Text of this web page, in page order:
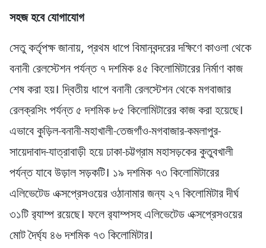
সহজ হবে যোগাযোগ
সেতু কর্তৃপক্ষ জানায়, প্রথম ধাপে বিমানবন্দরের দক্ষিণে কাওলা থেকে
বনানী রেলস্টেশন পর্যন্ত ৭ দশমিক ৪৫ কিলোমিটারের নির্মাণ কাজ
শেষ করা হয়। দ্বিতীয় ধাপে বনানী রেলস্টেশন থেকে মগবাজার
রেলক্রসিং পর্যন্ত ৫ দশমিক ৮৫ কিলোমিটারের কাজ করা হয়েছে।
এভাবে কুড়িল-বনানী-মহাখালী-তেজগাঁও-মগবাজার-কমলাপুর-
সায়েদাবাদ-যাত্রাবাড়ী হয়ে ঢাকা-চট্টগ্রাম মহাসড়কের কুতুবখালী
পর্যন্ত যাবে উড়াল সড়কটি। ১৯ দশমিক ৭৩ কিলোমিটারের
এলিভেটেড এক্সপ্রেসওয়ের ওঠানামার জন্য ২৭ কিলোমিটার দীর্ঘ
৩১টি র‌্যাম্প রয়েছে। ফলে র‌্যাম্পসহ এলিভেটেড এক্সপ্রেসওয়ের
মোট দৈর্ঘ্য ৪৬ দশমিক ৭৩ কিলোমিটার।